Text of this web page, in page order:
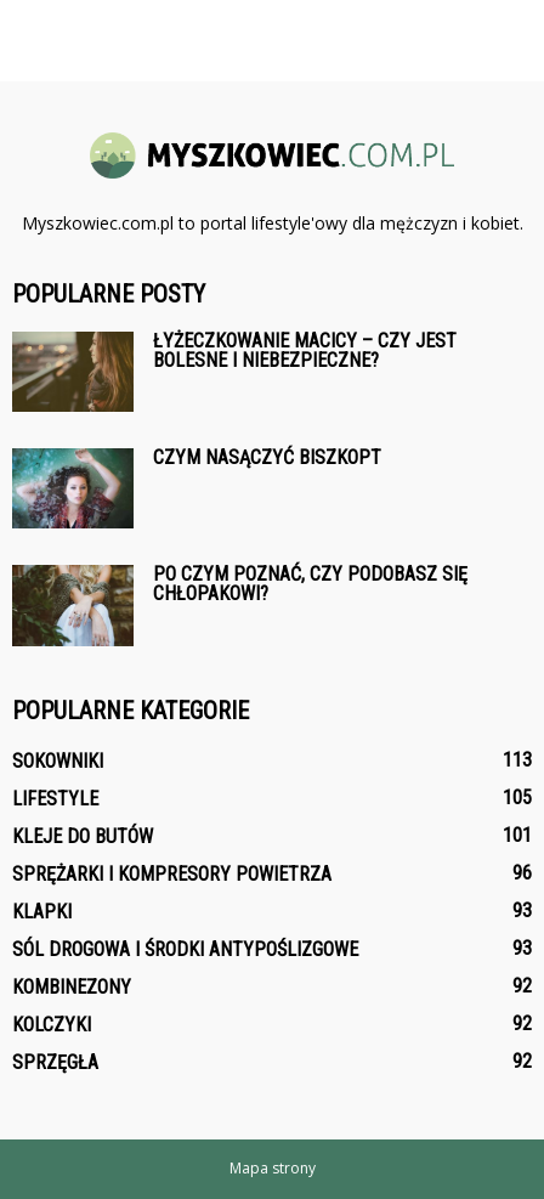
Myszkowiec.com.pl to portal lifestyle'owy dla mężczyzn i kobiet.
POPULARNE POSTY
ŁYŻECZKOWANIE MACICY – CZY JEST
BOLESNE I NIEBEZPIECZNE?
CZYM NASĄCZYĆ BISZKOPT
PO CZYM POZNAĆ, CZY PODOBASZ SIĘ
CHŁOPAKOWI?
POPULARNE KATEGORIE
SOKOWNIKI
113
LIFESTYLE
105
KLEJE DO BUTÓW
101
SPRĘŻARKI I KOMPRESORY POWIETRZA
96
KLAPKI
93
SÓL DROGOWA I ŚRODKI ANTYPOŚLIZGOWE
93
KOMBINEZONY
92
KOLCZYKI
92
SPRZĘGŁA
92
Mapa strony